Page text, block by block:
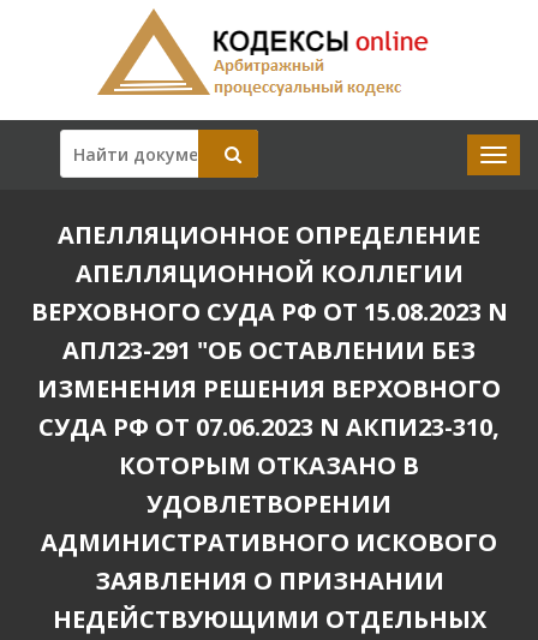
АПЕЛЛЯЦИОННОЕ ОПРЕДЕЛЕНИЕ
АПЕЛЛЯЦИОННОЙ КОЛЛЕГИИ
ВЕРХОВНОГО СУДА РФ ОТ 15.08.2023 N
АПЛ23-291 "ОБ ОСТАВЛЕНИИ БЕЗ
ИЗМЕНЕНИЯ РЕШЕНИЯ ВЕРХОВНОГО
СУДА РФ ОТ 07.06.2023 N АКПИ23-310,
КОТОРЫМ ОТКАЗАНО В
УДОВЛЕТВОРЕНИИ
АДМИНИСТРАТИВНОГО ИСКОВОГО
ЗАЯВЛЕНИЯ О ПРИЗНАНИИ
НЕДЕЙСТВУЮЩИМИ ОТДЕЛЬНЫХ